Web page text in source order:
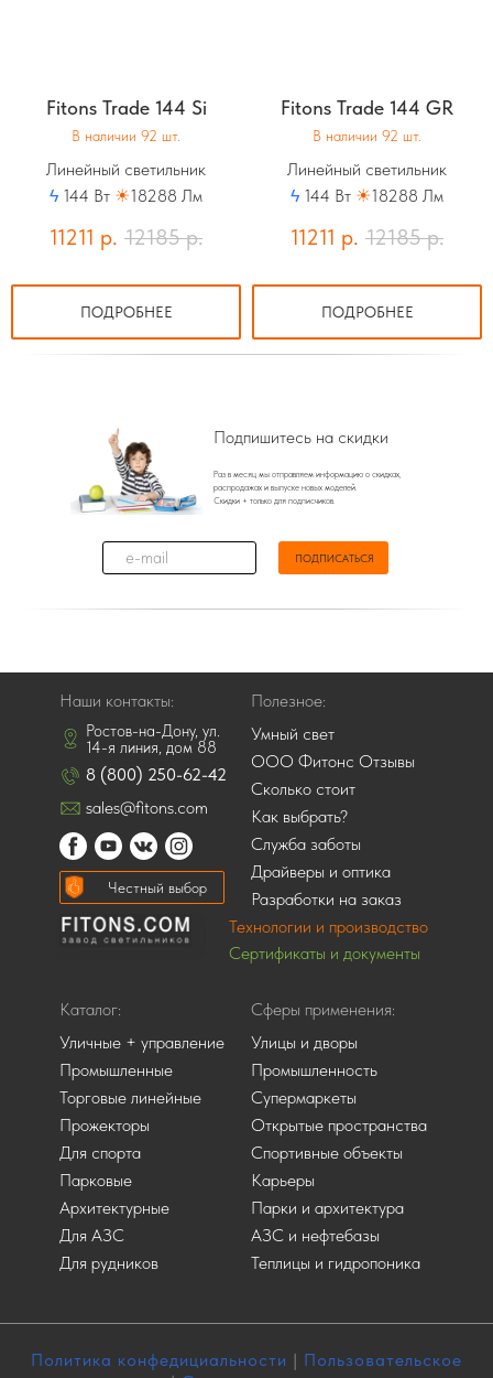
Fitons Trade 144 Si
В наличии 92 шт.
Линейный светильник
ϟ 144 Вт ☀18288 Лм
11211 р. 12185 р.
ПОДРОБНЕЕ
Fitons Trade 144 GR
В наличии 92 шт.
Линейный светильник
ϟ 144 Вт ☀18288 Лм
11211 р. 12185 р.
ПОДРОБНЕЕ
Подпишитесь на скидки
Раз в месяц мы отправляем информацию о скидках,
распродажах и выпуске новых моделей.
Скидки + только для подписчиков.
ПОДПИСАТЬСЯ
Наши контакты:
Ростов-на-Дону, ул.
14-я линия, дом 88
8 (800) 250-62-42
sales@fitons.com
Полезное:
Каталог:
Умный свет
ООО Фитонс Отзывы
Сколько стоит
Как выбрать?
Служба заботы
Уличные + управление
Промышленные
Торговые линейные
Прожекторы
Для спорта
Парковые
Архитектурные
Для АЗС
Для рудников
Улицы и дворы
Промышленность
Супермаркеты
Открытые пространства
Спортивные объекты
Парки и архитектура
Карьеры
АЗС и нефтебазы
Теплицы и гидропоника
Драйверы и оптика
Разработки на заказ
Сферы применения:
Честный выбор
Технологии и производство
Сертификаты и документы
Политика конфедициальности | Пользовательское